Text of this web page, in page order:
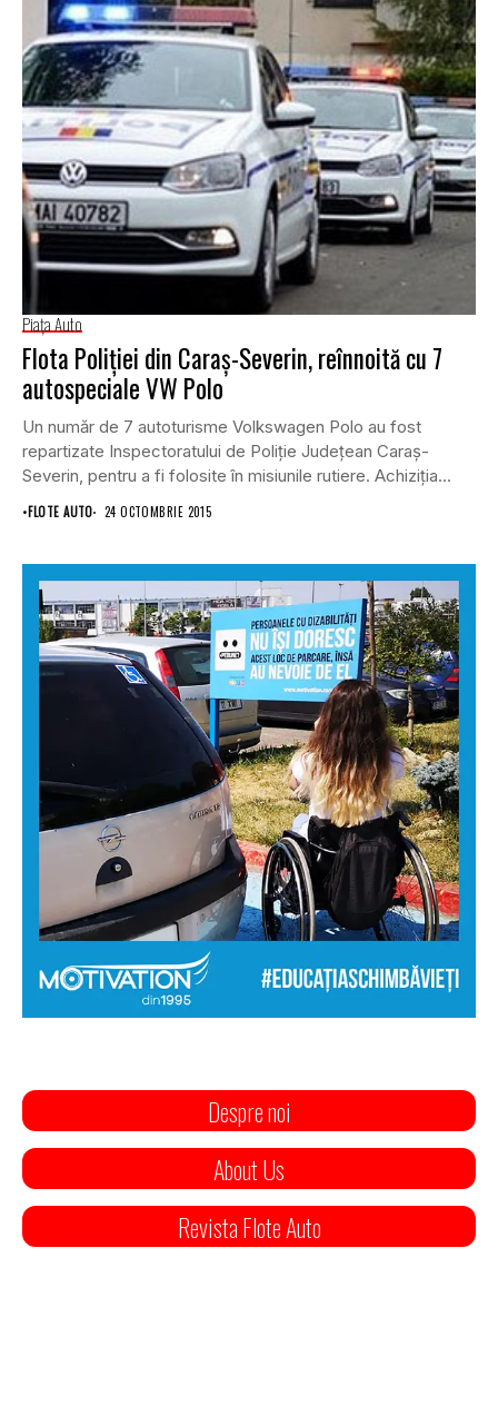
Piaţa Auto
Flota Poliţiei din Caraş-Severin, reînnoită cu 7
autospeciale VW Polo
Un număr de 7 autoturisme Volkswagen Polo au fost
repartizate Inspectoratului de Poliţie Judeţean Caraş-
Severin, pentru a fi folosite în misiunile rutiere. Achiziţia...
•FLOTE AUTO 24 OCTOMBRIE 2015
Despre noi
About Us
Revista Flote Auto